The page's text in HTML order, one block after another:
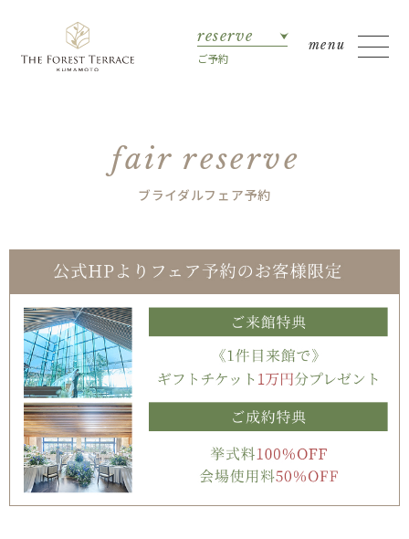
reserve
ご予約
fair reserve
ブライダルフェア予約